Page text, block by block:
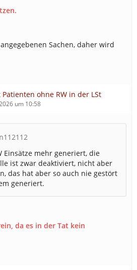
Sachen, daher wird
ohne RW in der LSt
um 10:58
Einsätze mehr generiert, die
ist zwar deaktiviert, nicht aber
das hat aber so auch nie gestört
generiert.
da es in der Tat kein